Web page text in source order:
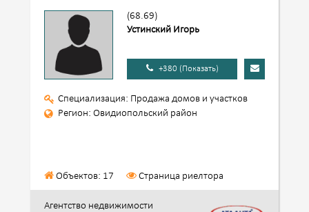
(68.69)
Устинский Игорь
+380 (Показать)
Специализация: Продажа домов и участков
Регион: Овидиопольский район
Объектов: 17 Страница риелтора
Агентство недвижимости